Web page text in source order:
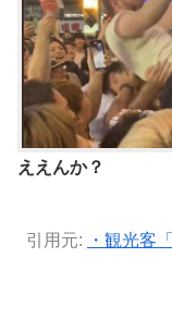
ええんか？
引用元:
・観光客